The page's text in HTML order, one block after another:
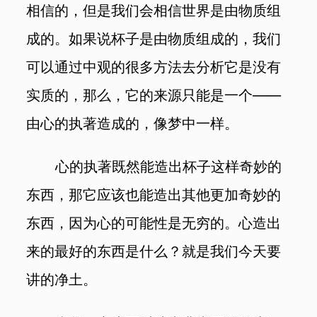
相信的，但是我们会相信世界是由物质组
成的。如果说杯子是由物质组成的，我们
可以通过中观的很多方法去分析它是没有
实质的，那么，它的来源只能是一个——
由心的执著造成的，像梦中一样。
心的执著既然能造出杯子这样奇妙的
东西，那它应该也能造出其他更加奇妙的
东西，因为心的可能性是无穷的。心造出
来的最好的东西是什么？就是我们今天要
讲的净土。